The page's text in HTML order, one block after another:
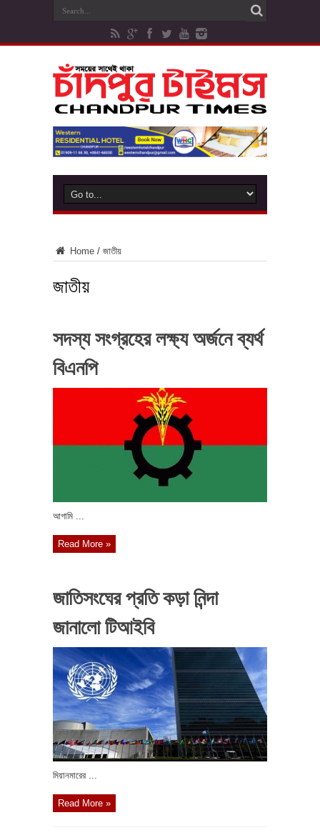
Home / জাতীয়
জাতীয়
সদস্য সংগ্রহের লক্ষ্য অর্জনে ব্যর্থ
বিএনপি
আগামি ...
Read More »
জাতিসংঘের প্রতি কড়া নিন্দা
জানালো টিআইবি
মিয়ানমারের ...
Read More »